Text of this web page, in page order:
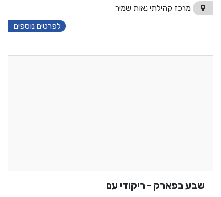
מרכז קהילתי נאות שמיר
לפרטים נוספים
שבע בפארק - ריקודי עם